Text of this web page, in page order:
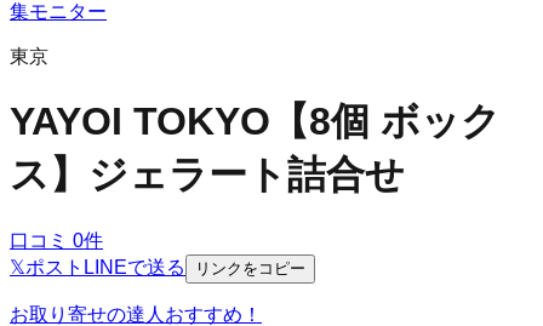
集モニター
東京
YAYOI TOKYO 【8個 ボック
ス】ジェラート詰合せ
口コミ 0件
𝕏ポスト LINEで送る リンクをコピー
お取り寄せの達人おすすめ！